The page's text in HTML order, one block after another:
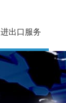
进出口服务